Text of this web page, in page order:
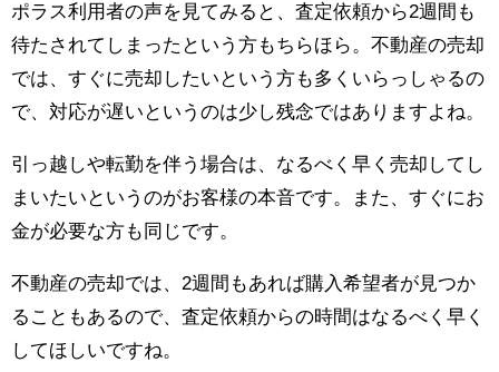
ポラス利用者の声を見てみると、査定依頼から2週間も
待たされてしまったという方もちらほら。不動産の売却
では、すぐに売却したいという方も多くいらっしゃるの
で、対応が遅いというのは少し残念ではありますよね。
引っ越しや転勤を伴う場合は、なるべく早く売却してし
まいたいというのがお客様の本音です。また、すぐにお
金が必要な方も同じです。
不動産の売却では、2週間もあれば購入希望者が見つか
ることもあるので、査定依頼からの時間はなるべく早く
してほしいですね。